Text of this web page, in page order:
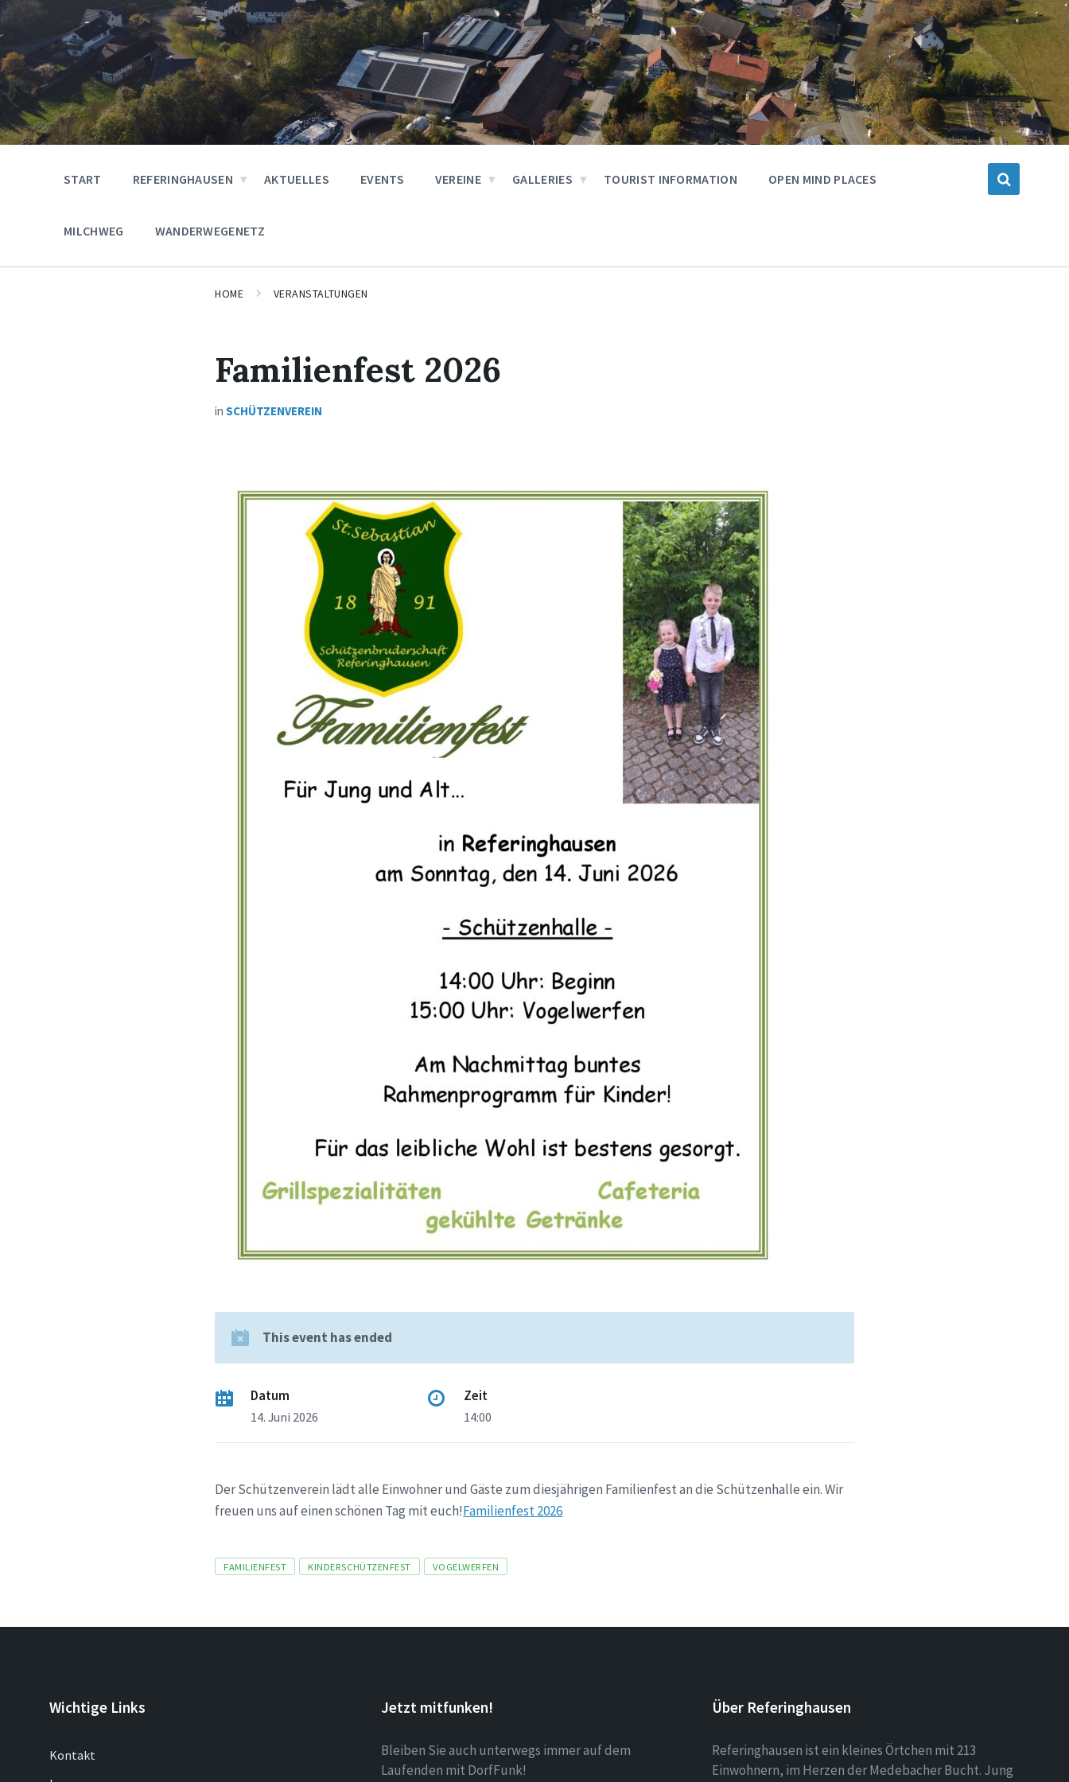
START REFERINGHAUSEN AKTUELLES EVENTS VEREINE GALLERIES TOURIST INFORMATION OPEN MIND PLACES
MILCHWEG WANDERWEGENETZ
HOME VERANSTALTUNGEN
Familienfest 2026
inSCHÜTZENVEREIN
This event has ended
Datum
14. Juni 2026
Zeit
14:00
Der Schützenverein lädt alle Einwohner und Gäste zum diesjährigen Familienfest an die Schützenhalle ein. Wir
freuen uns auf einen schönen Tag mit euch!Familienfest 2026
Tags
FAMILIENFEST KINDERSCHÜTZENFEST VOGELWERFEN
Wichtige Links
Kontakt
Jetzt mitfunken!
Bleiben Sie auch unterwegs immer auf dem
Laufenden mit DorfFunk!
Über Referinghausen
Referinghausen ist ein kleines Örtchen mit 213
Einwohnern, im Herzen der Medebacher Bucht. Jung